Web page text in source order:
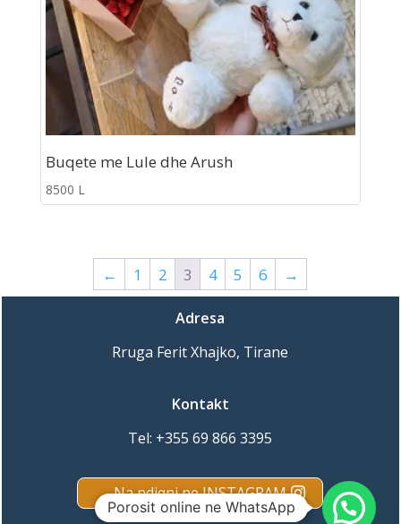
Buqete me Lule dhe Arush
8500 L
← 1 2 3 4 5 6 →
Adresa
Rruga Ferit Xhajko, Tirane
Kontakt
Tel: +355 69 866 3395
Na ndiqni ne INSTAGRAM
Porosit online ne WhatsApp